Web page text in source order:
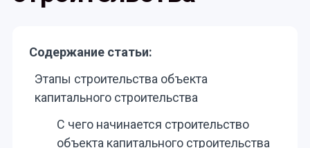
Содержание статьи:
Этапы строительства объекта
капитального строительства
С чего начинается строительство
объекта капитального строительства